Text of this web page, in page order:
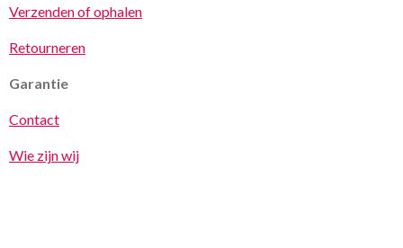
Verzenden of ophalen
Retourneren
Garantie
Contact
Wie zijn wij